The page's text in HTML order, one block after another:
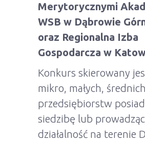
Merytorycznymi
WSB w Dąbrowie
oraz Regionalna Izba
Gospodarcza w
Konkurs skierowany
mikro, małych, średnich
przedsiębiorstw
siedzibę lub
działalność na terenie